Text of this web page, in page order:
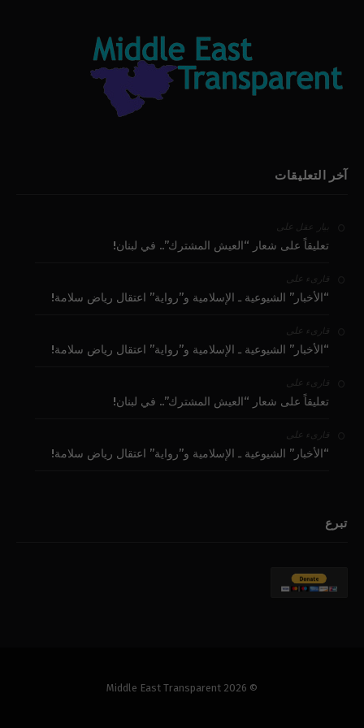
آخر التعليقات
بيار عقل على
تعليقاً على شعار “العيش المشترك”.. في لبنان!
قارىء على
“الأخبار” الشيوعية ـ الإسلامية و”رواية” اعتقال رياض سلامة!
قارىء على
“الأخبار” الشيوعية ـ الإسلامية و”رواية” اعتقال رياض سلامة!
قارىء على
تعليقاً على شعار “العيش المشترك”.. في لبنان!
قارىء على
“الأخبار” الشيوعية ـ الإسلامية و”رواية” اعتقال رياض سلامة!
تبرع
© 2026 Middle East Transparent